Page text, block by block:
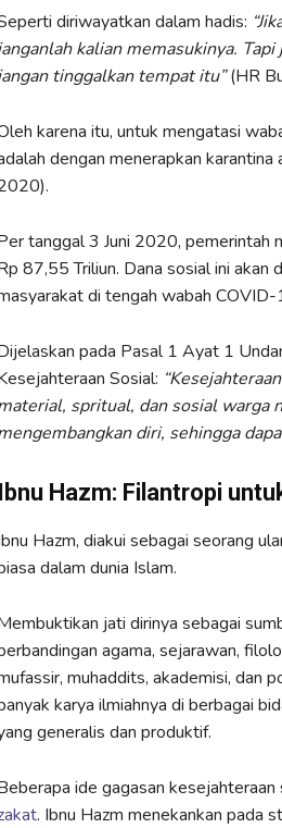
diriwayatkan dalam hadis:
kalian memasukinya. Tapi
tinggalkan tempat itu”(HR
karena itu, untuk mengatasi
dengan menerapkan
tanggal 3 Juni 2020, pemerintah
87,55 Triliun. Dana sosial ini akan
di tengah wabah COVID-
pada Pasal 1 Ayat 1
Sosial:
spritual, dan sosial warga
diri, sehingga
Ibnu Hazm: Filantropi
Hazm, diakui sebagai seorang
dalam dunia Islam.
jati dirinya sebagai
agama, sejarawan,
muhaddits, akademisi, dan
karya ilmiahnya di berbagai
generalis dan produktif.
ide gagasan kesejahteraan
. Ibnu Hazm menekankan pada